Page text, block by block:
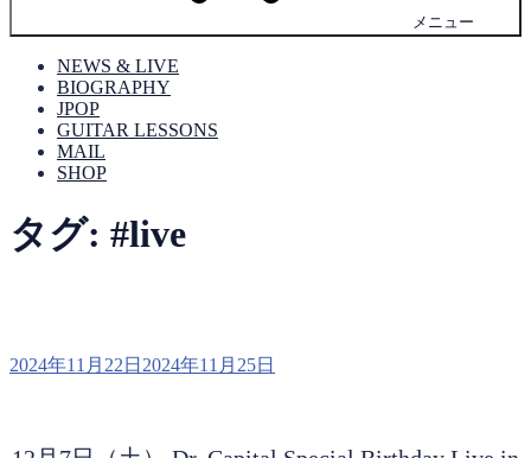
メニュー
NEWS & LIVE
BIOGRAPHY
JPOP
GUITAR LESSONS
MAIL
SHOP
タグ: #live
投
2024年11月22日 2024年11月25日